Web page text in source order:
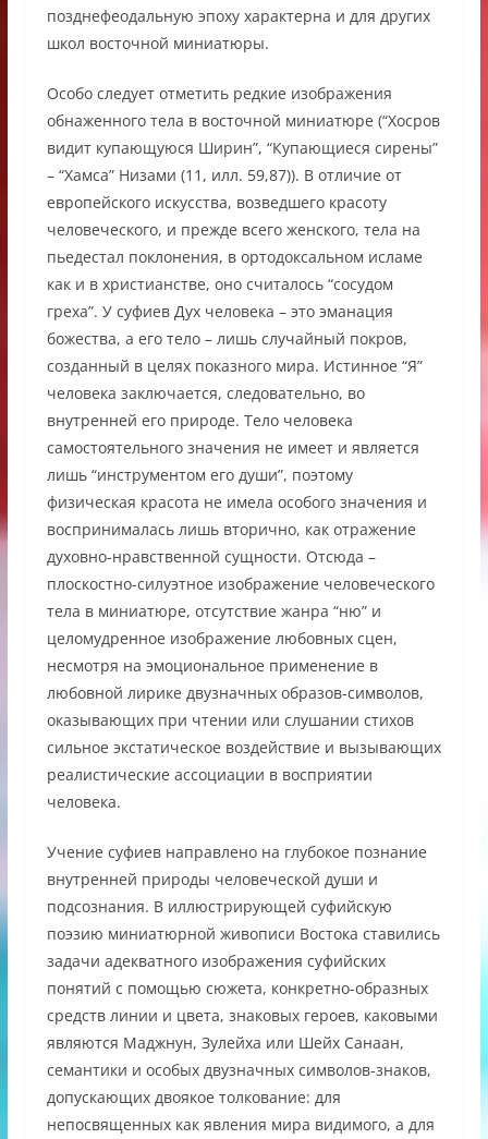
позднефеодальную эпоху характерна и для других
школ восточной миниатюры.
Особо следует отметить редкие изображения
обнаженного тела в восточной миниатюре (“Хосров
видит купающуюся Ширин”, “Купающиеся сирены”
– “Хамса” Низами (11, илл. 59,87)). В отличие от
европейского искусства, возведшего красоту
человеческого, и прежде всего женского, тела на
пьедестал поклонения, в ортодоксальном исламе
как и в христианстве, оно считалось “сосудом
греха”. У суфиев Дух человека – это эманация
божества, а его тело – лишь случайный покров,
созданный в целях показного мира. Истинное “Я”
человека заключается, следовательно, во
внутренней его природе. Тело человека
самостоятельного значения не имеет и является
лишь “инструментом его души”, поэтому
физическая красота не имела особого значения и
воспринималась лишь вторично, как отражение
духовно-нравственной сущности. Отсюда –
плоскостно-силуэтное изображение человеческого
тела в миниатюре, отсутствие жанра “ню” и
целомудренное изображение любовных сцен,
несмотря на эмоциональное применение в
любовной лирике двузначных образов-символов,
оказывающих при чтении или слушании стихов
сильное экстатическое воздействие и вызывающих
реалистические ассоциации в восприятии
человека.
Учение суфиев направлено на глубокое познание
внутренней природы человеческой души и
подсознания. В иллюстрирующей суфийскую
поэзию миниатюрной живописи Востока ставились
задачи адекватного изображения суфийских
понятий с помощью сюжета, конкретно-образных
средств линии и цвета, знаковых героев, каковыми
являются Маджнун, Зулейха или Шейх Санаан,
семантики и особых двузначных символов-знаков,
допускающих двоякое толкование: для
непосвященных как явления мира видимого, а для